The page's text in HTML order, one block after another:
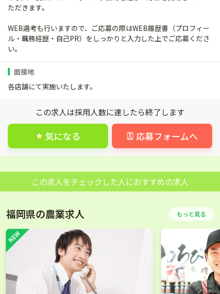
ただきます。
WEB選考も行いますので、ご応募の際はWEB履歴書（プロフィー
ル・職務経歴・自己PR）をしっかりと入力した上でご応募くださ
い。
面接地
各店舗にて実施いたします。
この求人は採用人数に達したら終了します
気になる 応募フォームへ
この求人をチェックした人におすすめの求人
福岡県の農業求人 もっと見る